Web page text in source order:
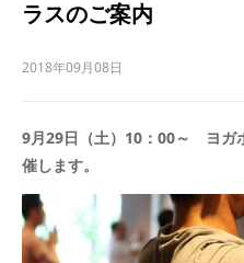
ラスのご案内
2018年09月08日
9月29日（土）10：00～ ヨガ
催します。